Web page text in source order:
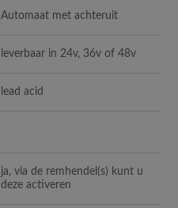
Automaat met achteruit
leverbaar in 24v, 36v of 48v
lead acid
ja, via de remhendel(s) kunt u
deze activeren